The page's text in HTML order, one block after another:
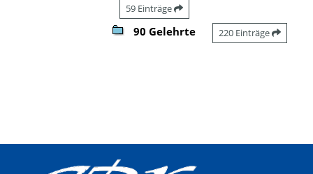
59 Einträge
90 Gelehrte 220 Einträge